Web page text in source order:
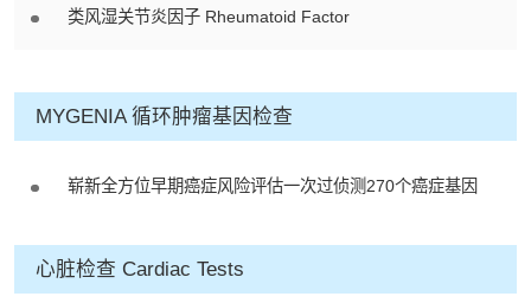
类风湿关节炎因子 Rheumatoid Factor
MYGENIA 循环肿瘤基因检查
崭新全方位早期癌症风险评估一次过侦测270个癌症基因
心脏检查 Cardiac Tests